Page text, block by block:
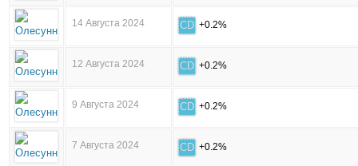
14 Августа 2024 CD +0.2%
12 Августа 2024 CD +0.2%
9 Августа 2024 CD +0.2%
7 Августа 2024 CD +0.2%